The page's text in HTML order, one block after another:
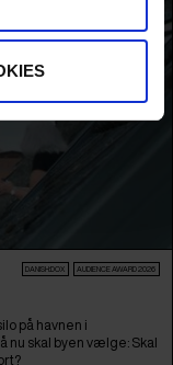
DANISH:DOX AUDIENCE AWARD 2026
på havnen i
nu skal byen vælge: Skal